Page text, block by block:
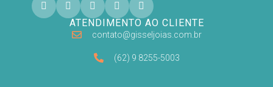
ATENDIMENTO AO CLIENTE
contato@gisseljoias.com.br
(62) 9 8255-5003